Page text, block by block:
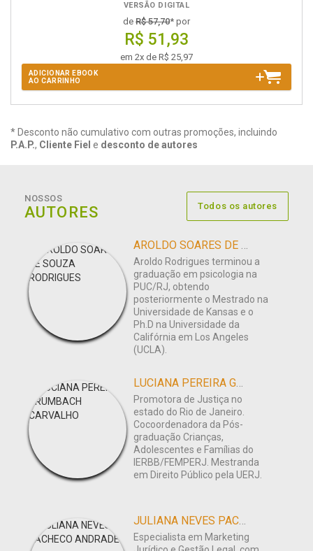
VERSÃO DIGITAL
de R$ 57,70* por
R$ 51,93
em 2x de R$ 25,97
ADICIONAR EBOOK
AO CARRINHO
* Desconto não cumulativo com outras promoções, incluindo
P.A.P., Cliente Fiel e desconto de autores
NOSSOS
AUTORES Todos os autores
AROLDO SOARES DE SOUZA RODRIGUES
Aroldo Rodrigues terminou a
graduação em psicologia na
PUC/RJ, obtendo
posteriormente o Mestrado na
Universidade de Kansas e o
Ph.D na Universidade da
Califórnia em Los Angeles
(UCLA).
LUCIANA PEREIRA GRUMBACH CARVALHO
Promotora de Justiça no
estado do Rio de Janeiro.
Cocoordenadora da Pós-
graduação Crianças,
Adolescentes e Famílias do
IERBB/FEMPERJ. Mestranda
em Direito Público pela UERJ.
JULIANA NEVES PACHECO ANDRADE
Especialista em Marketing